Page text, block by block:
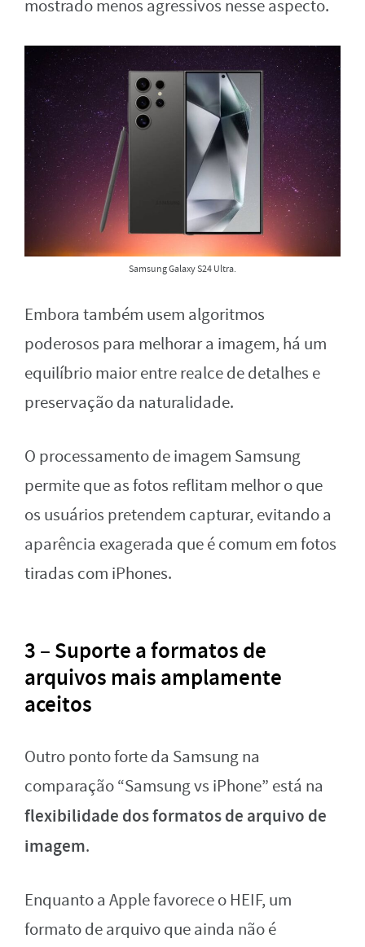
mostrado menos agressivos nesse aspecto.
Samsung Galaxy S24 Ultra.
Embora também usem algoritmos
poderosos para melhorar a imagem, há um
equilíbrio maior entre realce de detalhes e
preservação da naturalidade.
O processamento de imagem Samsung
permite que as fotos reflitam melhor o que
os usuários pretendem capturar, evitando a
aparência exagerada que é comum em fotos
tiradas com iPhones.
3 – Suporte a formatos de
arquivos mais amplamente
aceitos
Outro ponto forte da Samsung na
comparação “Samsung vs iPhone” está na
flexibilidade dos formatos de arquivo de
imagem.
Enquanto a Apple favorece o HEIF, um
formato de arquivo que ainda não é